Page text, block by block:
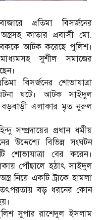
প্রতিমা বিসর্জনের
কাতার প্রবাসী মো.
আটক করেছে পুলিশ।
সুশীল সমাজের
বিসর্জনের শোভাযাত্রা
ঘটে। আটক সাইদুল
বড়বাড়ী এলাকার মৃত নুরুল
সম্প্রদায়ের প্রধান ধর্মীয়
উদ্দেশ্যে বিভিন্ন সংঘটন
শোভাযাত্রা বের করেন।
পৌঁছালে হঠাৎ সাইদুল
নিয়ে একটি ট্রাকে হামলা
তৎপরতায় বড় ধরনের কোন
সুপার রাশেদুল ইসলাম